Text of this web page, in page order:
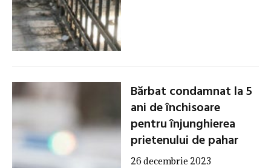
Bărbat condamnat la 5
ani de închisoare
pentru înjunghierea
prietenului de pahar
26 decembrie 2023